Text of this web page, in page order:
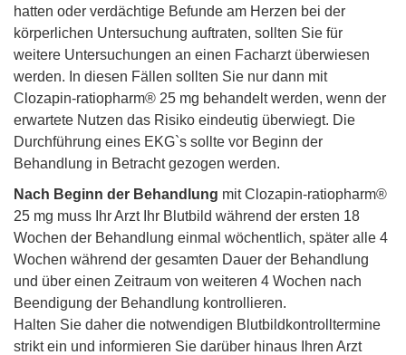
hatten oder verdächtige Befunde am Herzen bei der
körperlichen Untersuchung auftraten, sollten Sie für
weitere Untersuchungen an einen Facharzt überwiesen
werden. In diesen Fällen sollten Sie nur dann mit
Clozapin-ratiopharm® 25 mg behandelt werden, wenn der
erwartete Nutzen das Risiko eindeutig überwiegt. Die
Durchführung eines EKG`s sollte vor Beginn der
Behandlung in Betracht gezogen werden.
Nach Beginn der Behandlung mit Clozapin-ratiopharm®
25 mg muss Ihr Arzt Ihr Blutbild während der ersten 18
Wochen der Behandlung einmal wöchentlich, später alle 4
Wochen während der gesamten Dauer der Behandlung
und über einen Zeitraum von weiteren 4 Wochen nach
Beendigung der Behandlung kontrollieren.
Halten Sie daher die notwendigen Blutbildkontrolltermine
strikt ein und informieren Sie darüber hinaus Ihren Arzt